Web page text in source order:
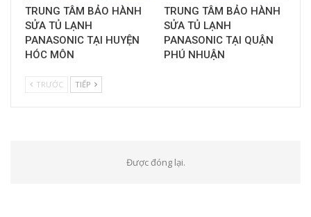
TRUNG TÂM BẢO HÀNH
SỬA TỦ LẠNH
PANASONIC TẠI HUYỆN
HÓC MÔN
TRUNG TÂM BẢO HÀNH
SỬA TỦ LẠNH
PANASONIC TẠI QUẬN
PHÚ NHUẬN
TRƯỚC TIẾP
Được đóng lại.